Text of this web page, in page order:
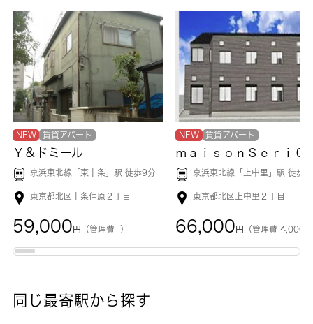
NEW 賃貸アパート
Ｙ＆ドミール
京浜東北線「 東十条」駅 徒歩9分
東京都北区十条仲原２丁目
59,000 円 （管理費 -）
NEW 賃貸アパート
ｍａｉｓｏｎＳｅｒｉ０
京浜東北線「 上中里 」駅 徒歩9
東京都北区上中里２丁目
66,000 円 （管理費 4,000
同じ最寄駅から探す